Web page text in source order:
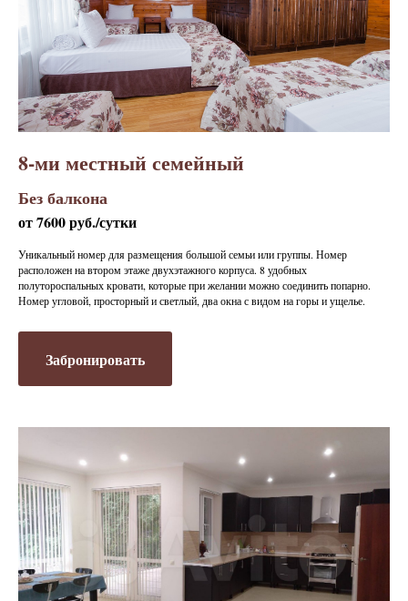
8-ми местный семейный
Без балкона
от 7600 руб./сутки
Уникальный номер для размещения большой семьи или группы. Номер
расположен на втором этаже двухэтажного корпуса. 8 удобных
полутороспальных кровати, которые при желании можно соединить попарно.
Номер угловой, просторный и светлый, два окна с видом на горы и ущелье.
Забронировать